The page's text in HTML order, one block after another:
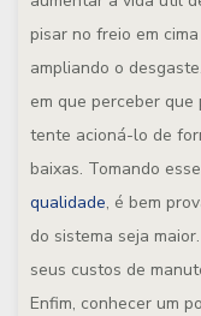
pisar no freio em
ampliando o
em que perceber
tente acioná-lo de
baixas. Tomando
qualidade, é bem
do sistema seja
seus custos de
Enfim, conhecer um